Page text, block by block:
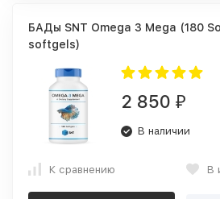
БАДы SNT Omega 3 Mega (180
softgels)
2 850 ₽
В наличии
К сравнению В